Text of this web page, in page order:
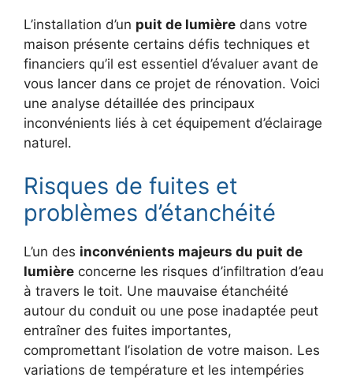
L’installation d’un puit de lumière dans votre
maison présente certains défis techniques et
financiers qu’il est essentiel d’évaluer avant de
vous lancer dans ce projet de rénovation. Voici
une analyse détaillée des principaux
inconvénients liés à cet équipement d’éclairage
naturel.
Risques de fuites et
problèmes d’étanchéité
L’un des inconvénients majeurs du puit de
lumière concerne les risques d’infiltration d’eau
à travers le toit. Une mauvaise étanchéité
autour du conduit ou une pose inadaptée peut
entraîner des fuites importantes,
compromettant l’isolation de votre maison. Les
variations de température et les intempéries